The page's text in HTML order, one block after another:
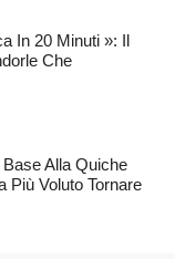
In 20 Minuti »: Il
Che
Alla Quiche
Più Voluto Tornare